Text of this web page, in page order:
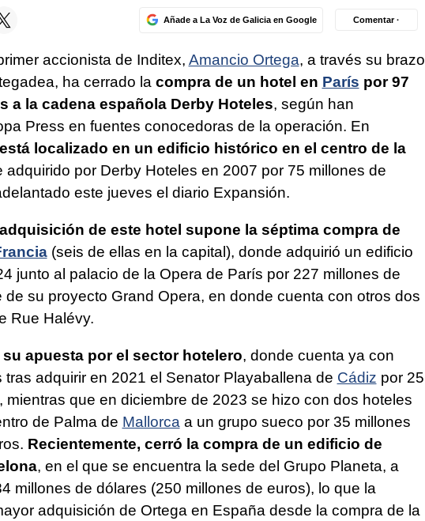
Añade a La Voz de Galicia en Google Comentar ·
accionista de Inditex, Amancio Ortega, a través su brazo
ha cerrado la compra de un hotel en París por 97
a la cadena española Derby Hoteles, según han
Press en fuentes conocedoras de la operación. En
está localizado en un edificio histórico en el centro de la
adquirido por Derby Hoteles en 2007 por 75 millones de
este jueves el diario Expansión.
de este hotel supone la séptima compra de
(seis de ellas en la capital), donde adquirió un edificio
junto al palacio de la Opera de París por 227 millones de
de su proyecto Grand Opera, en donde cuenta con otros dos
Rue Halévy.
su apuesta por el sector hotelero, donde cuenta ya con
adquirir en 2021 el Senator Playaballena de Cádiz por 25
mientras que en diciembre de 2023 se hizo con dos hoteles
de Palma de Mallorca a un grupo sueco por 35 millones
Recientemente, cerró la compra de un edificio de
, en el que se encuentra la sede del Grupo Planeta, a
millones de dólares (250 millones de euros), lo que la
adquisición de Ortega en España desde la compra de la